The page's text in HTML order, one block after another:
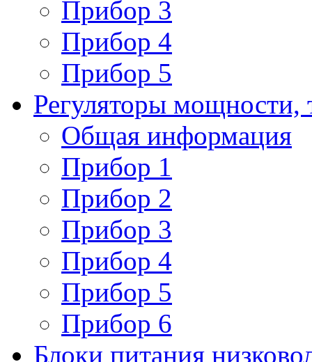
Прибор 3
Прибор 4
Прибор 5
Регуляторы мощности,
Общая информация
Прибор 1
Прибор 2
Прибор 3
Прибор 4
Прибор 5
Прибор 6
Блоки питания